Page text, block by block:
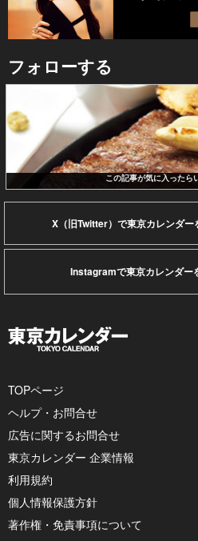
フォローする
この記事が気に入ったら
X（旧Twitter）で東京カレンダー
Instagramで東京カレンダー
TOPページ
ヘルプ・お問合せ
広告に関するお問合せ
東京カレンダー 企業情報
利用規約
個人情報保護方針
著作権・免責事項について